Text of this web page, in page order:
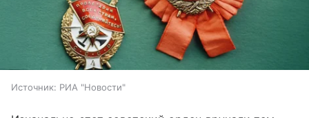
Источник: РИА "Новости"